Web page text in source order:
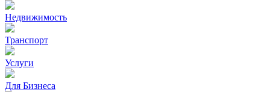
Недвижимость
Транспорт
Услуги
Для Бизнеса